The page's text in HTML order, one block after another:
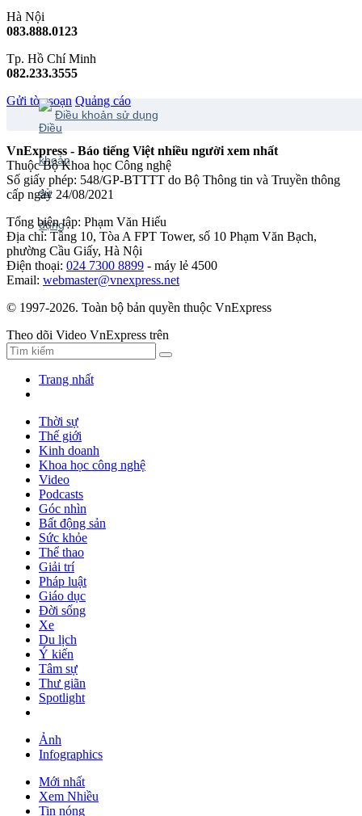
Hà Nội
083.888.0123
Tp. Hồ Chí Minh
082.233.3555
Gửi tòa soạn Quảng cáo
Điều khoản sử dụng
VnExpress - Báo tiếng Việt nhiều người xem nhất
Thuộc Bộ Khoa học Công nghệ
Số giấy phép: 548/GP-BTTTT do Bộ Thông tin và Truyền thông
cấp ngày 24/08/2021
Tổng biên tập: Phạm Văn Hiếu
Địa chỉ: Tầng 10, Tòa A FPT Tower, số 10 Phạm Văn Bạch,
phường Cầu Giấy, Hà Nội
Điện thoại: 024 7300 8899 - máy lẻ 4500
Email: webmaster@vnexpress.net
© 1997-2026. Toàn bộ bản quyền thuộc VnExpress
Theo dõi Video VnExpress trên
Trang nhất
Thời sự
Thế giới
Kinh doanh
Khoa học công nghệ
Video
Podcasts
Góc nhìn
Bất động sản
Sức khỏe
Thể thao
Giải trí
Pháp luật
Giáo dục
Đời sống
Xe
Du lịch
Ý kiến
Tâm sự
Thư giãn
Spotlight
Ảnh
Infographics
Mới nhất
Xem Nhiều
Tin nóng